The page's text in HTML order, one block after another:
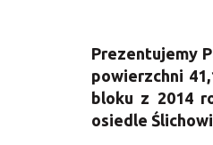
Prezentujemy
powierzchni
bloku z 2014
osiedle